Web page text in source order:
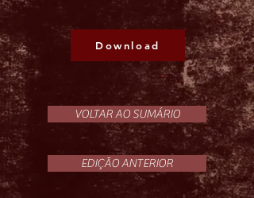
Download
VOLTAR AO SUMÁRIO
EDIÇÃO ANTERIOR